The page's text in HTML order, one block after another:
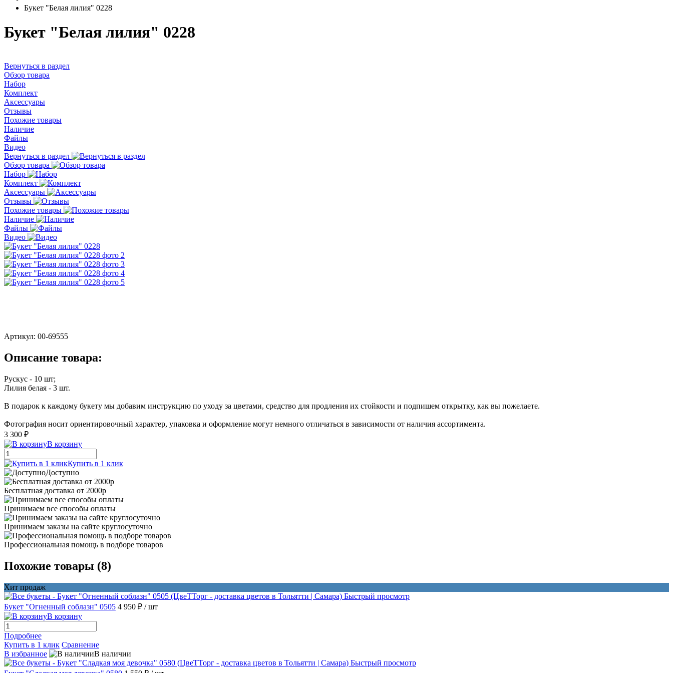
Букет "Белая лилия" 0228
Букет "Белая лилия" 0228
Вернуться в раздел
Обзор товара
Набор
Комплект
Аксессуары
Отзывы
Похожие товары
Наличие
Файлы
Видео
Вернуться в раздел
Обзор товара
Набор
Комплект
Аксессуары
Отзывы
Похожие товары
Наличие
Файлы
Видео
Артикул: 00-69555
Описание товара:
Рускус - 10 шт;
Лилия белая - 3 шт.
В подарок к каждому букету мы добавим инструкцию по уходу за цветами, средство для продления их стойкости и подпишем открытку, как вы пожелаете.
Фотография носит ориентировочный характер, упаковка и оформление могут немного отличаться в зависимости от наличия ассортимента.
3 300 ₽
В корзину
Купить в 1 клик
Доступно
Бесплатная доставка от 2000р
Принимаем все способы оплаты
Принимаем заказы на сайте круглосуточно
Профессиональная помощь в подборе товаров
Похожие товары (8)
Хит продаж
Быстрый просмотр
Букет "Огненный соблазн" 0505 4 950 ₽ / шт
В корзину
Подробнее
Купить в 1 клик Сравнение
В избранное
В наличии
Быстрый просмотр